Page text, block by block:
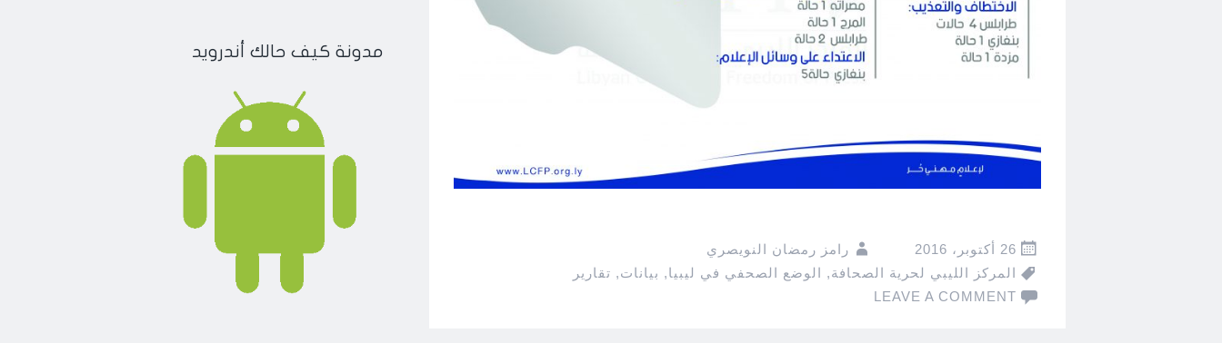
26 أكتوبر، 2016
رامز رمضان النويصري
المركز الليبي لحرية الصحافة, الوضع الصحفي في ليبيا, بيانات, تقارير
LEAVE A COMMENT
مدونة كيف حالك أندرويد